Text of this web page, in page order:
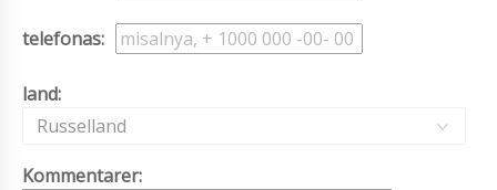
telefonas:
land:
Russelland
Kommentarer: